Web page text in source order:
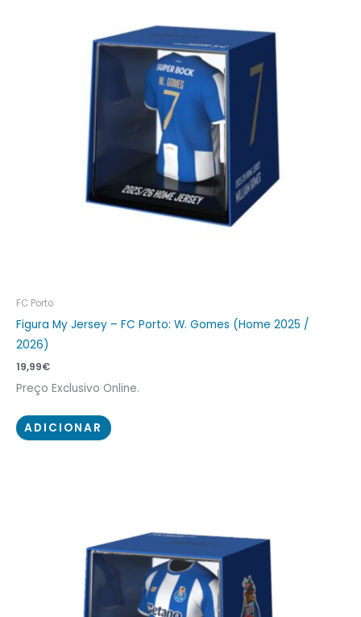
FC Porto
Figura My Jersey – FC Porto: W. Gomes (Home 2025 /
2026)
19,99€
Preço Exclusivo Online.
ADICIONAR